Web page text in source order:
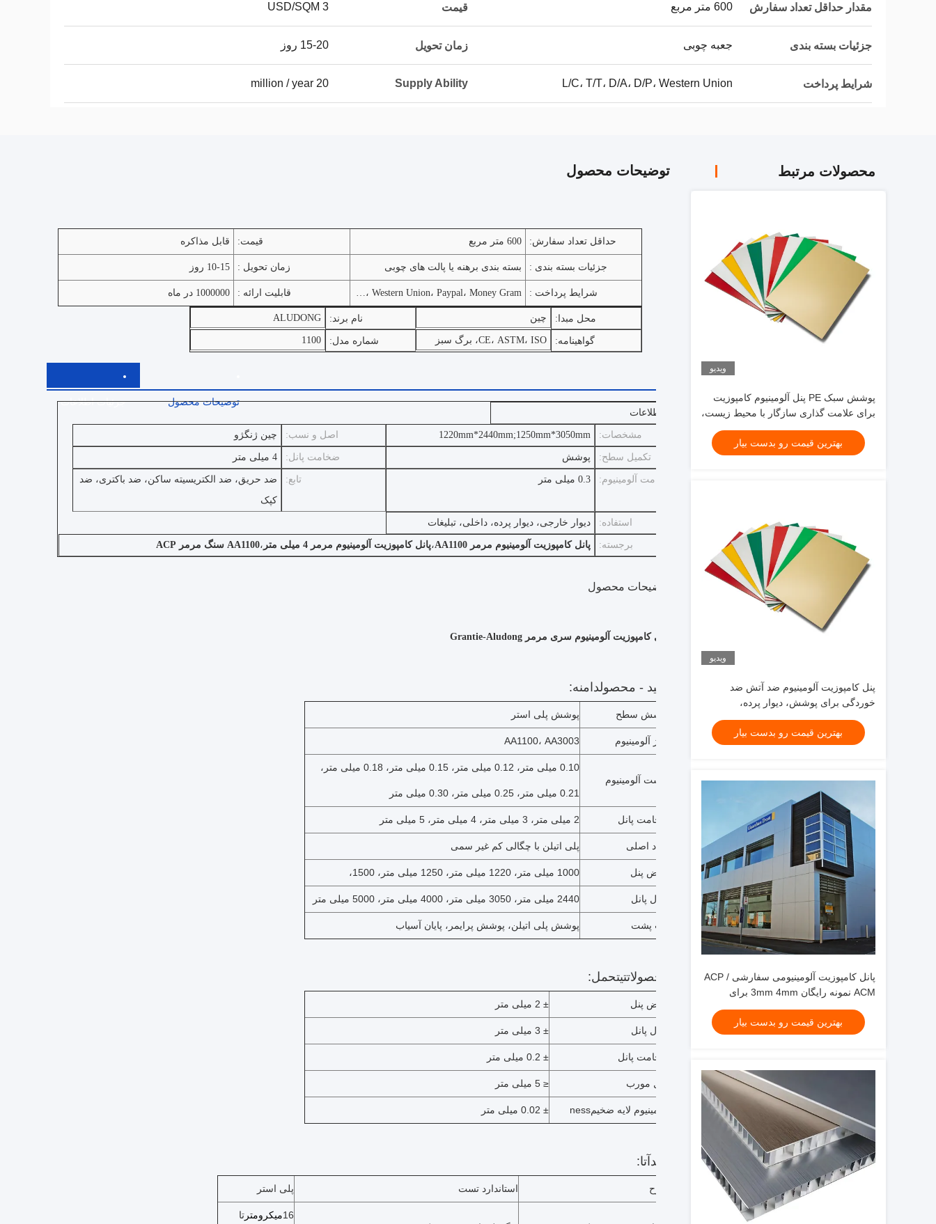
مقدار حداقل تعداد سفارش 600 متر مربع قیمت 3 USD/SQM
جزئیات بسته بندی جعبه چوبی زمان تحویل 15-20 روز
شرایط پرداخت L/C، T/T، D/A، D/P، Western Union Supply Ability
20 million / year
محصولات مرتبط
ویدیو
پوشش سبک PE پنل آلومینیوم کامپوزیت
برای علامت گذاری سازگار با محیط زیست،
نمای فروشگاه، تزئینات داخلی
بهترین قیمت رو بدست بیار
ویدیو
پنل کامپوزیت آلومینیوم ضد آتش ضد
خوردگی برای پوشش، دیوار پرده،
دکوراسیون داخلی
بهترین قیمت رو بدست بیار
پانل کامپوزیت آلومینیومی سفارشی ACP /
ACM نمونه رایگان 3mm 4mm برای
تزئینات دیواری
بهترین قیمت رو بدست بیار
توضیحات محصول
حداقل تعداد سفارش: 600 متر مربع قیمت: قابل مذاکره
جزئیات بسته بندی : بسته بندی برهنه یا پالت های چوبی زمان تحویل : 10-15 روز
شرایط پرداخت : L/C، T/T، D/P، Western Union، Paypal، Money Gram، نقدی قابلیت ارائه : 1000000 در ماه
محل مبدا: چین نام برند: ALUDONG
گواهینامه: CE، ASTM، ISO، برگ سبز شماره مدل: 1100
جزئیات اطلاعات
توضیحات محصول
جزئیات اطلاعات
مشخصات: 1220mm*2440mm;1250mm*3050mm اصل و نسب: چین ژنگژو
تکمیل سطح: پوشش ضخامت پانل: 4 میلی متر
ضخامت آلومینیوم: 0.3 میلی متر تابع:
ضد حریق، ضد الکتریسیته ساکن، ضد باکتری، ضد
کپک
استفاده: دیوار خارجی، دیوار پرده، داخلی، تبلیغات
برجسته: پانل کامپوزیت آلومینیوم مرمر AA1100 ،پانل کامپوزیت آلومینیوم مرمر 4 میلی متر ،AA1100 سنگ مرمر ACP
توضیحات محصول
پانل کامپوزیت آلومینیوم سری مرمر Grantie-Aludong
تولید - محصولدامنه:
پوشش سطح پوشش پلی استر
آلیاژ آلومینیوم AA1100، AA3003
پوست آلومینیوم
0.10 میلی متر، 0.12 میلی متر، 0.15 میلی متر، 0.18 میلی متر،
0.21 میلی متر، 0.25 میلی متر، 0.30 میلی متر
ضخامت پانل 2 میلی متر، 3 میلی متر، 4 میلی متر، 5 میلی متر
مواد اصلی پلی اتیلن با چگالی کم غیر سمی
عرض پنل 1000 میلی متر، 1220 میلی متر، 1250 میلی متر، 1500،
طول پانل 2440 میلی متر، 3050 میلی متر، 4000 میلی متر، 5000 میلی متر
کت پشت پوشش پلی اتیلن، پوشش پرایمر، پایان آسیاب
محصولاتتیتحمل:
عرض پنل ± 2 میلی متر
طول پانل ± 3 میلی متر
ضخامت پانل ± 0.2 میلی متر
پانل مورب ≤ 5 میلی متر
آلومینیوم لایه ضخیمness ± 0.02 میلی متر
د آتا:
شرح استاندارد تست پلی استر
16میکرومتر تا